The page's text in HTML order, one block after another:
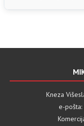
Kneza
e-pošta: